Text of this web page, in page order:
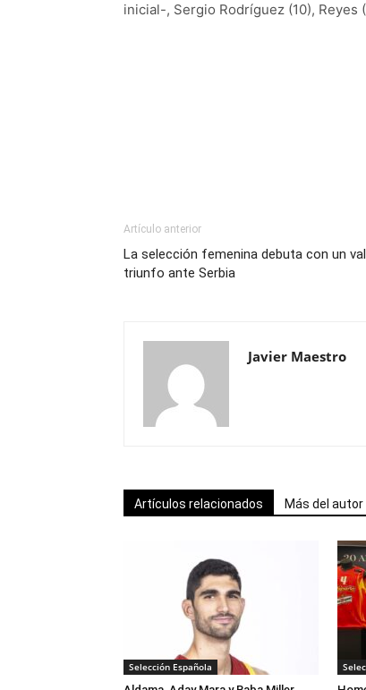
inicial-, Sergio Rodríguez (10), Reyes
Artículo anterior
La selección femenina debuta con un
triunfo ante Serbia
Javier Maestro
Artículos relacionados Más del autor
Selección Española